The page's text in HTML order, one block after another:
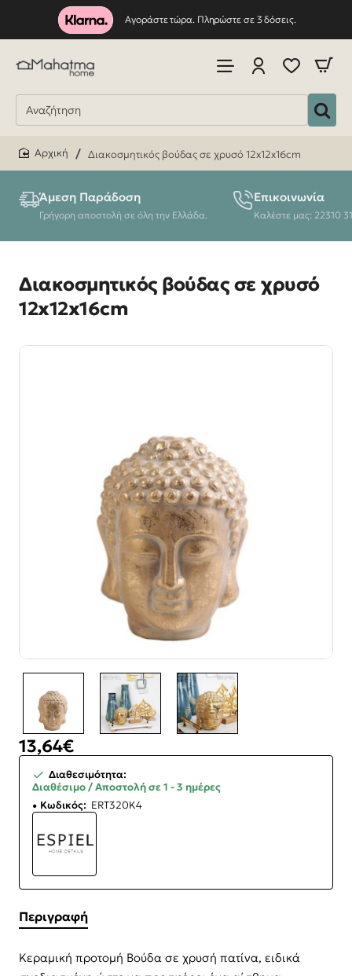
Αγοράστε τώρα. Πληρώστε σε 3 δόσεις.
Διακοσμητικός βούδας σε χρυσό 12x12x16cm
Άμεση Παράδοση
Γρήγορη αποστολή σε όλη την Ελλάδα.
Επικοινωνία
Καλέστε μας: 22310
Διακοσμητικός βούδας σε χρυσό
12x12x16cm
13,64€
Διαθεσιμότητα:
Διαθέσιμο / Αποστολή σε 1 - 3 ημέρες
Κωδικός: ERT320K4
Περιγραφή
Κεραμική προτομή Βούδα σε χρυσή πατίνα, ειδικά